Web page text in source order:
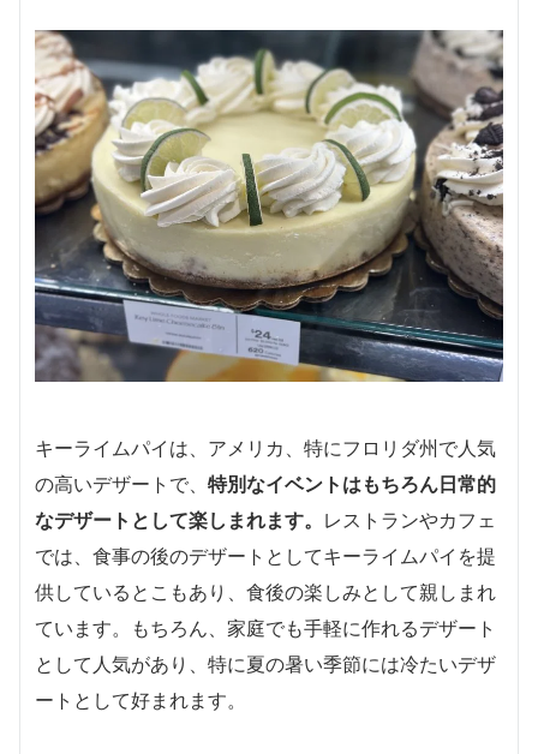
キーライムパイは、アメリカ、特にフロリダ州で人気
の高いデザートで、 特別なイベントはもちろん日常的
なデザートとして楽しまれます。 レストランやカフェ
では、食事の後のデザートとしてキーライムパイを提
供しているとこもあり、食後の楽しみとして親しまれ
ています。もちろん、家庭でも手軽に作れるデザート
として人気があり、特に夏の暑い季節には冷たいデザ
ートとして好まれます。